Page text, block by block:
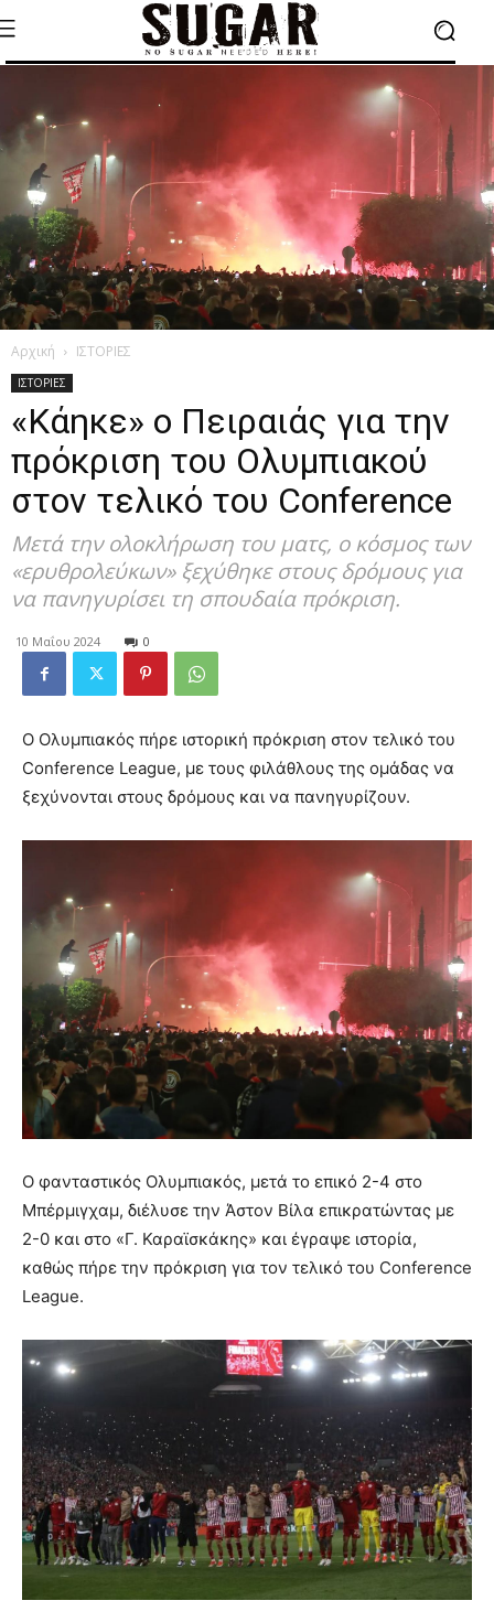
Αρχική ΙΣΤΟΡΙΕΣ
ΙΣΤΟΡΙΕΣ
«Κάηκε» ο Πειραιάς για την
πρόκριση του Ολυμπιακού
στον τελικό του Conference
Μετά την ολοκλήρωση του ματς, ο κόσμος των
«ερυθρολεύκων» ξεχύθηκε στους δρόμους για
να πανηγυρίσει τη σπουδαία πρόκριση.
10 Μαΐου 2024 0
Ο Ολυμπιακός πήρε ιστορική πρόκριση στον τελικό του
Conference League, με τους φιλάθλους της ομάδας να
ξεχύνονται στους δρόμους και να πανηγυρίζουν.
Ο φανταστικός Ολυμπιακός, μετά το επικό 2-4 στο
Μπέρμιγχαμ, διέλυσε την Άστον Βίλα επικρατώντας με
2-0 και στο «Γ. Καραϊσκάκης» και έγραψε ιστορία,
καθώς πήρε την πρόκριση για τον τελικό του Conference
League.